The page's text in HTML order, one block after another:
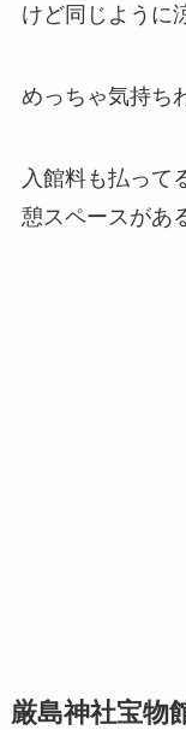
けど同じように
めっちゃ気持ち
入館料も払って
憩スペースがあ
厳島神社宝物